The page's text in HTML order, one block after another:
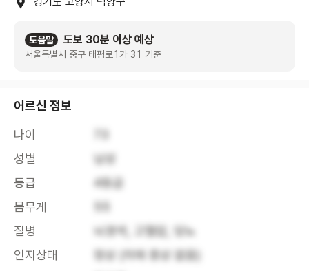
도움말 도보 30분 이상 예상
서울특별시 중구 태평로1가 31 기준
어르신 정보
나이
성별
남성
등급
4등급
몸무게
질병
뇌경색, 고혈압, 당뇨
인지상태
정상 (치매 증상 없음)